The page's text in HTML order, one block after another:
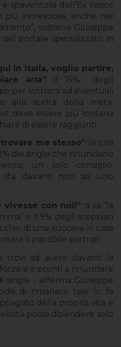
spaventosa dell’Ex riesce
incresciose, anche nel
sostiene Giuseppe
portale specializzato in
in Italia, voglio partire,
aria”: il 15% degli
per sottrarsi ad eventuali
alla scelta della meta:
deve essere più lontana
di essere raggiunti.
me stesso”: le crisi
dei single che rinunciano
un solo consiglio:
sta davanti non sia uno
vivesse con noi!”: si sa “la
e il 9% degli scoppiati
di una suocera in casa
il papabile partner.
trovi ad avere davanti la
si è pronti a rinunciare
single - afferma Giuseppe
di rimanere tale lo fa
della propria vita e
possa dipendere solo